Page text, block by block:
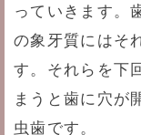
っていきます。
の象牙質にはそ
す。それらを下
まうと歯に穴が
虫歯です。